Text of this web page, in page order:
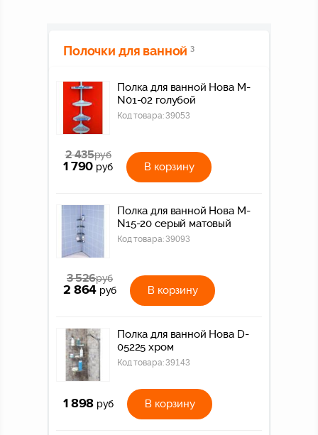
Полочки для ванной 3
Полка для ванной Нова M-
N01-02 голубой
Код товара:39053
2 435руб
1 790 руб В корзину
Полка для ванной Нова M-
N15-20 серый матовый
Код товара:39093
3 526руб
2 864 руб В корзину
Полка для ванной Нова D-
05225 хром
Код товара:39143
1 898 руб В корзину